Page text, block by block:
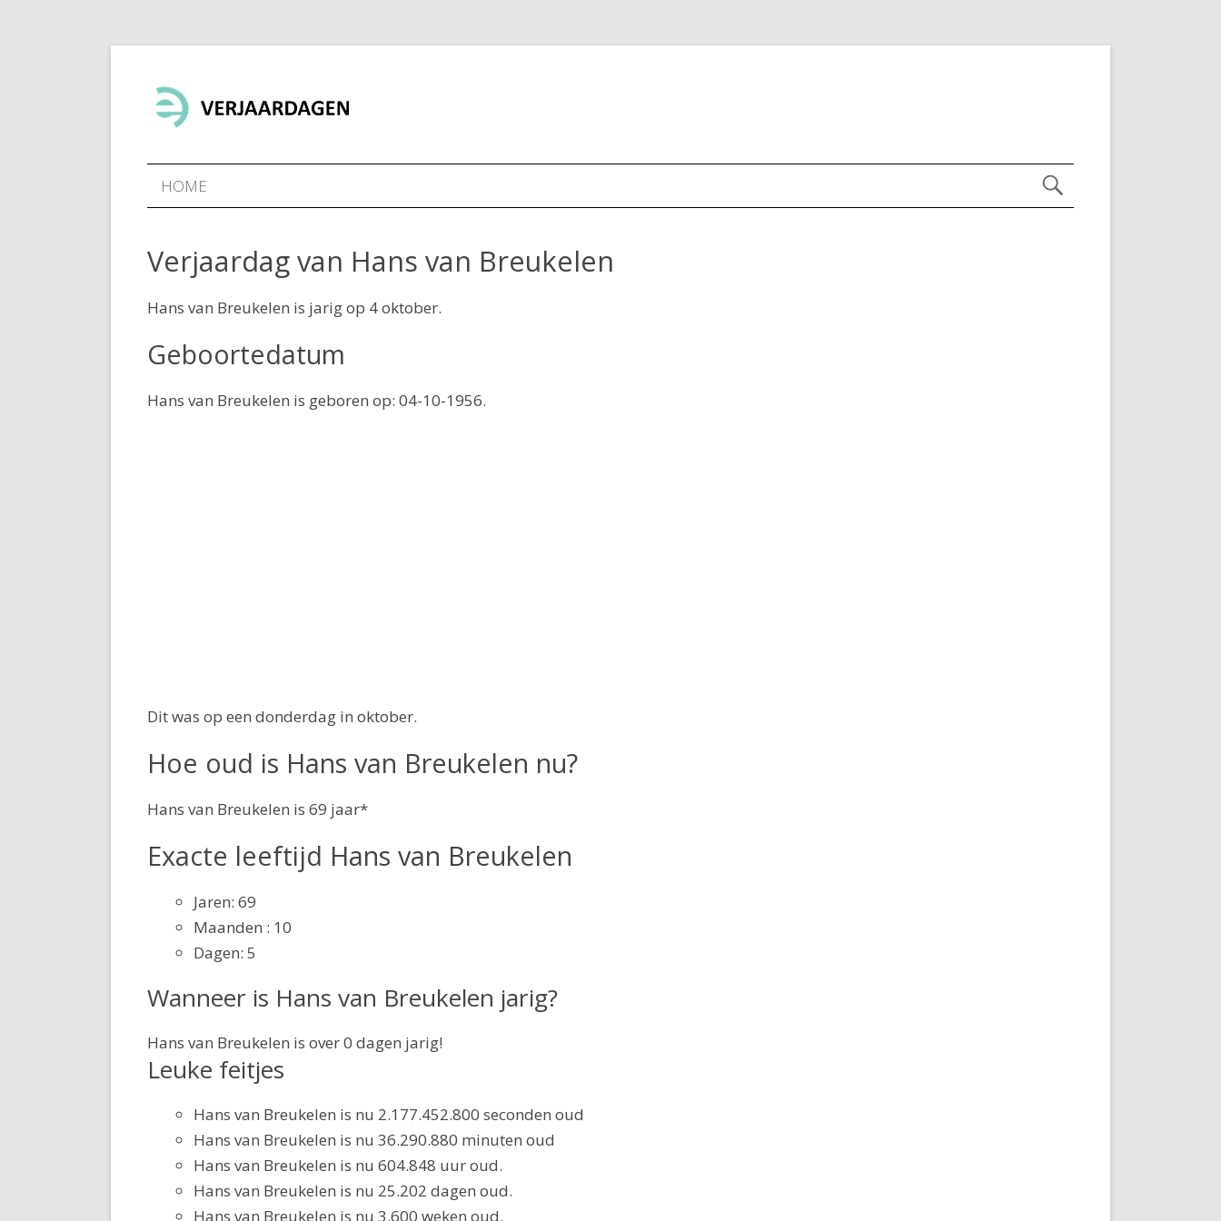
HOME
Verjaardag van Hans van Breukelen
Hans van Breukelen is jarig op 4 oktober.
Geboortedatum
Hans van Breukelen is geboren op: 04-10-1956.
Dit was op een donderdag in oktober.
Hoe oud is Hans van Breukelen nu?
Hans van Breukelen is 69 jaar*
Exacte leeftijd Hans van Breukelen
Jaren: 69
Maanden : 10
Dagen: 5
Wanneer is Hans van Breukelen jarig?
Hans van Breukelen is over 0 dagen jarig!
Leuke feitjes
Hans van Breukelen is nu 2.177.452.800 seconden oud
Hans van Breukelen is nu 36.290.880 minuten oud
Hans van Breukelen is nu 604.848 uur oud.
Hans van Breukelen is nu 25.202 dagen oud.
Hans van Breukelen is nu 3.600 weken oud.